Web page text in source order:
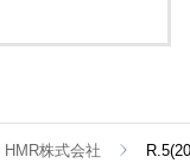
HMR株式会社